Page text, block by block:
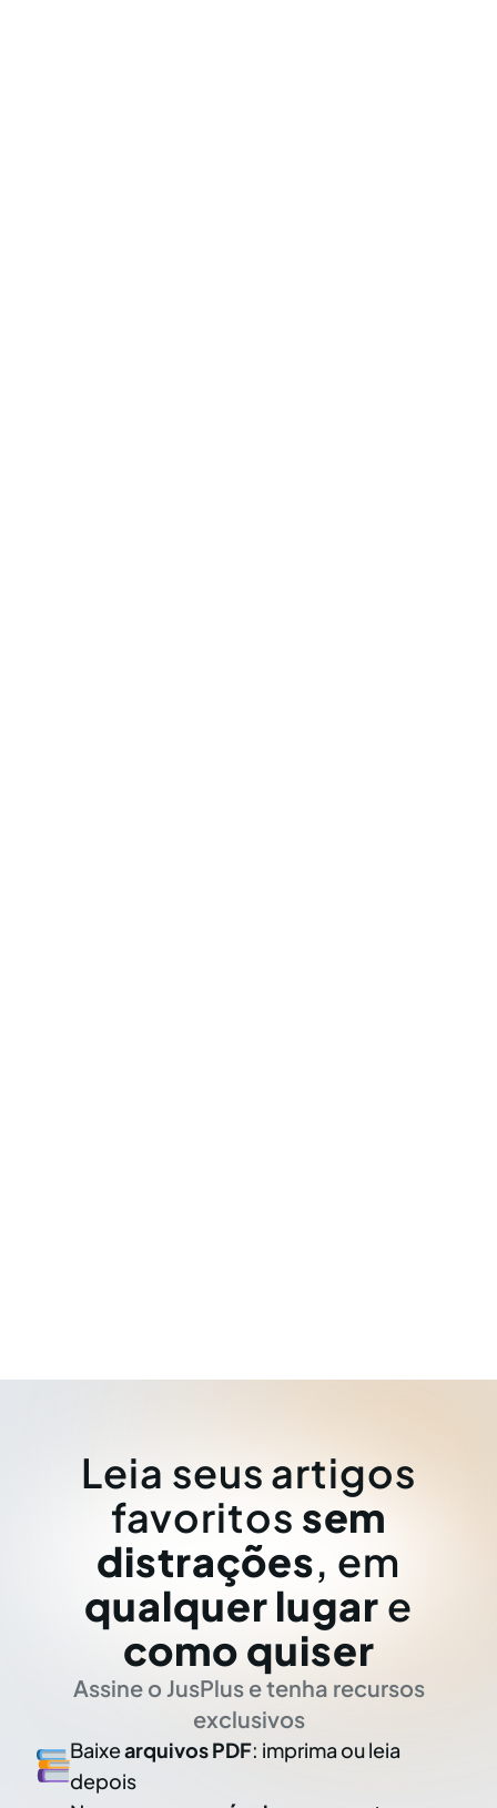
Leia seus artigos
favoritos sem
distrações, em
qualquer lugar e
como quiser
Assine o JusPlus e tenha recursos
exclusivos
Baixearquivos PDF: imprima ou leia
depois